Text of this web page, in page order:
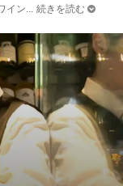
イン
続きを読む